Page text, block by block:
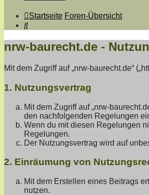
Startseite Foren-Übersicht
Suche
nrw-baurecht.de -
Mit dem Zugriff auf „nrw-baurecht.de“
1. Nutzungsvertrag
Mit dem Zugriff auf „nrw-
den nachfolgenden Regelungen
Wenn du mit diesen Regelungen
Regelungen.
Der Nutzungsvertrag wird auf
2. Einräumung von
Mit dem Erstellen eines Beitrags
nutzen.